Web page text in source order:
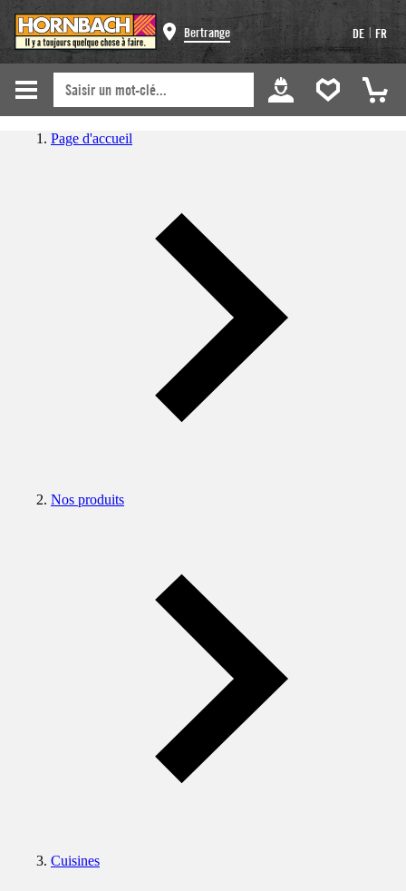
Bertrange DE | FR
Page d'accueil
Nos produits
Cuisines